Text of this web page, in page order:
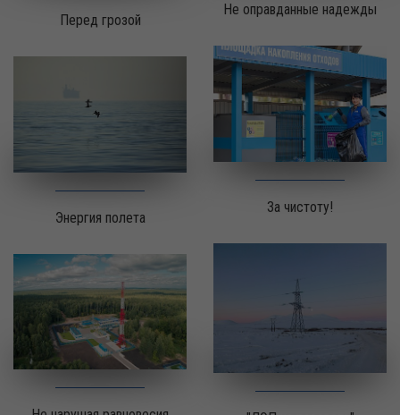
Перед грозой
Не оправданные надежды
Энергия полета
За чистоту!